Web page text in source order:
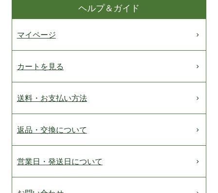
ヘルプ＆ガイド
マイページ
カートを見る
送料・お支払い方法
返品・交換について
営業日・発送日について